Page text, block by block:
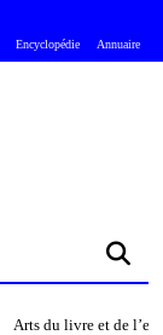
Encyclopédie Annuaire
Arts du livre et de